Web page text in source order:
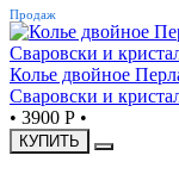
Продаж
Колье двойное
Сваровски и
• 3900 Р •
КУПИТЬ